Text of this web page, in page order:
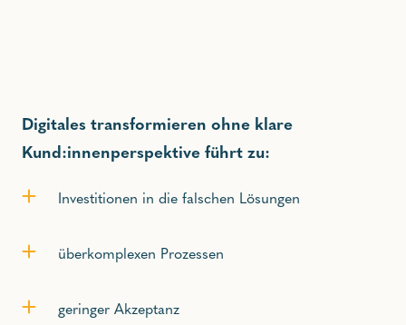
Digitales transformieren ohne klare
Kund:innenperspektive führt zu:
Investitionen in die falschen Lösungen
überkomplexen Prozessen
geringer Akzeptanz